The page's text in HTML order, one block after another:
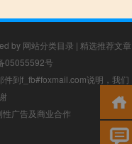
by 网站分类目录 | 精选推荐文章
05055592号
到f_fb#foxmail.com说明，我们
广告及商业合作